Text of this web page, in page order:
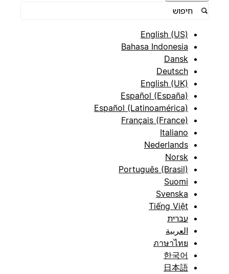
English (US)
Bahasa Indonesia
Dansk
Deutsch
English (UK)
Español (España)
Español (Latinoamérica)
Français (France)
Italiano
Nederlands
Norsk
Português (Brasil)
Suomi
Svenska
Tiếng Việt
עברית
العربية
ภาษาไทย
한국어
日本語